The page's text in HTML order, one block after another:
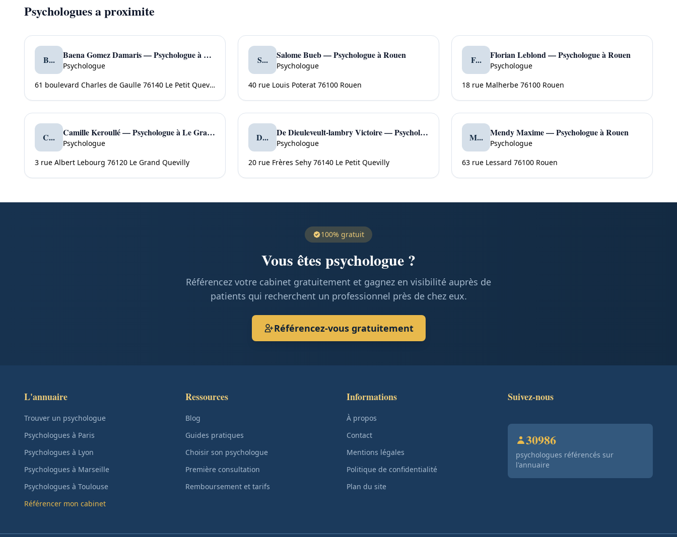
Psychologues a proximite
B... Baena Gomez Damaris — Psychologue à Le Petit Quevilly
Psychologue
61 boulevard Charles de Gaulle 76140 Le Petit Quevilly
S... Salome Bueb — Psychologue à Rouen
Psychologue
40 rue Louis Poterat 76100 Rouen
F... Florian Leblond — Psychologue à Rouen
Psychologue
18 rue Malherbe 76100 Rouen
C... Camille Keroullé — Psychologue à Le Grand Quevilly
Psychologue
3 rue Albert Lebourg 76120 Le Grand Quevilly
D... De Dieuleveult-lambry Victoire — Psychologue à Le Petit Quevilly
Psychologue
20 rue Frères Sehy 76140 Le Petit Quevilly
M... Mendy Maxime — Psychologue à Rouen
Psychologue
63 rue Lessard 76100 Rouen
100% gratuit
Vous êtes psychologue ?
Référencez votre cabinet gratuitement et gagnez en visibilité auprès de
patients qui recherchent un professionnel près de chez eux.
Référencez-vous gratuitement
L'annuaire
Trouver un psychologue
Psychologues à Paris
Psychologues à Lyon
Psychologues à Marseille
Psychologues à Toulouse
Référencer mon cabinet
Ressources
Blog
Guides pratiques
Choisir son psychologue
Première consultation
Remboursement et tarifs
Informations
À propos
Contact
Mentions légales
Politique de confidentialité
Plan du site
Suivez-nous
30986
psychologues référencés sur
l'annuaire